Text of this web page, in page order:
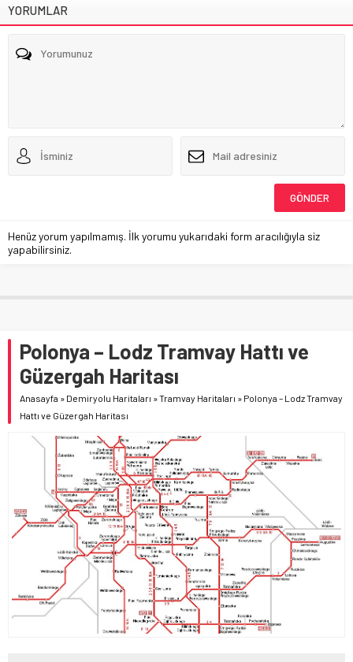
YORUMLAR
Henüz yorum yapılmamış. İlk yorumu yukarıdaki form aracılığıyla siz
yapabilirsiniz.
Polonya – Lodz Tramvay Hattı ve
Güzergah Haritası
Anasayfa » Demiryolu Haritaları »Tramvay Haritaları » Polonya – Lodz Tramvay
Hattı ve Güzergah Haritası